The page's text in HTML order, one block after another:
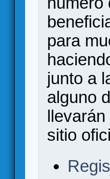
para
junto a
alguno
sitio